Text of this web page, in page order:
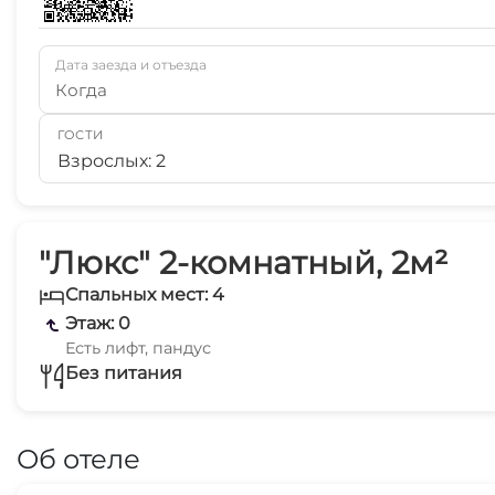
"Люкс" 2-комнатный, 2м²
Спальных мест: 4
Этаж: 0
Есть лифт, пандус
Без питания
Об отеле
Дата заезда и отъезда
Когда
ГОСТИ
Взрослых: 2